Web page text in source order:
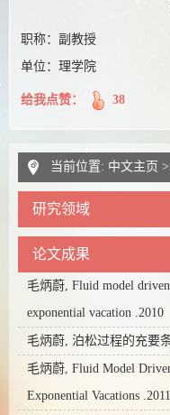
职称：副教授
单位：理学院
给我点赞： 38
当前位置: 中文主页
研究领域
论文成果
毛炳蔚, Fluid model
exponential vacation .2010
毛炳蔚, 泊松过程的充要
毛炳蔚, Fluid Model
Exponential Vacations .2011